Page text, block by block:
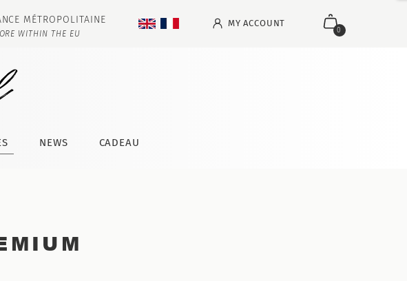
0
MY ACCOUNT
MÉTROPOLITAINE
WITHIN THE EU
NEWS CADEAU